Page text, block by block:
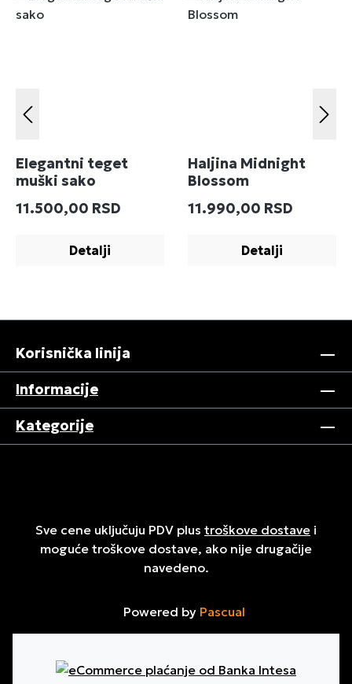
Elegantni teget
muški sako
Redovna cena:
11.500,00 RSD
Detalji
Haljina Midnight
Blossom
Redovna cena:
11.990,00 RSD
Detalji
Korisnička linija
Informacije
Kategorije
Sve cene uključuju PDV plus troškove dostave i
moguće troškove dostave, ako nije drugačije
navedeno.
Powered by Pascual